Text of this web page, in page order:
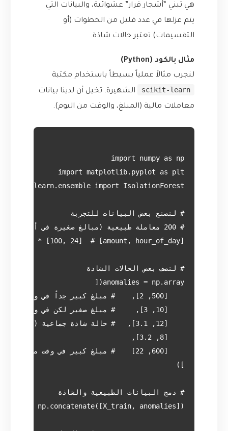
هي تبني “أشجار قرار” عشوائية، والبيانات التي
يتم عزلها في عدد قليل من الخطوات (أو
التقسيمات) تعتبر حالات شاذة.
مثال بالكود (Python)
لنجرب مثالاً عملياً بسيطاً باستخدام مكتبة
scikit-learn
الشهيرة. تخيل أن لدينا بيانات
معاملات مالية (المبلغ، والوقت من اليوم).